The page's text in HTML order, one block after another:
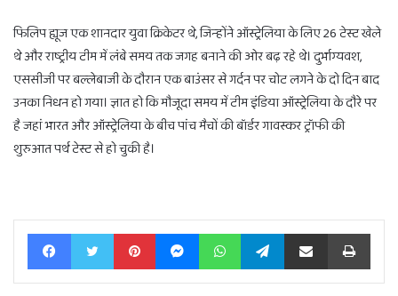
फिलिप ह्यूज एक शानदार युवा क्रिकेटर थे, जिन्होंने ऑस्ट्रेलिया के लिए 26 टेस्ट खेले
थे और राष्ट्रीय टीम में लंबे समय तक जगह बनाने की ओर बढ़ रहे थे। दुर्भाग्यवश,
एससीजी पर बल्लेबाजी के दौरान एक बाउंसर से गर्दन पर चोट लगने के दो दिन बाद
उनका निधन हो गया। ज्ञात हो कि मौजूदा समय में टीम इंडिया ऑस्ट्रेलिया के दौरे पर
है जहां भारत और ऑस्ट्रेलिया के बीच पांच मैचों की बॉर्डर गावस्कर ट्रॉफी की
शुरुआत पर्थ टेस्ट से हो चुकी है।
FacebookTwitter PinterestMessengerWhatsAppTelegramShare via Email Print